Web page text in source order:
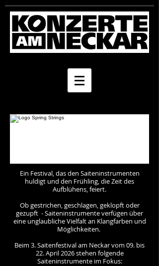
Ein Festival, das den Saiteninstrumenten
huldigt und den Frühling, die Zeit des
Aufblühens, feiert.
Ob gestrichen, geschlagen, geklopft oder
gezupft - Saiteninstrumente verfügen über
eine unglaubliche Vielfalt an Klangfarben und
Möglichkeiten.
​Beim 3. Saitenfestival am Neckar vom 09. bis
22. April 2026 stehen folgende
Saiteninstrumente im Fokus: